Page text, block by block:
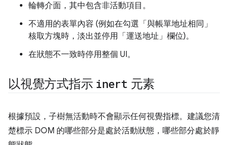
輪轉介面，其中包含非活動項目。
不適用的表單內容 (例如在勾選「與帳單地址相同」
核取方塊時，淡出並停用「運送地址」欄位)。
在狀態不一致時停用整個 UI。
以視覺方式指示 inert 元素
根據預設，子樹無活動時不會顯示任何視覺指標。建議您清
楚標示 DOM 的哪些部分是處於活動狀態，哪些部分處於靜